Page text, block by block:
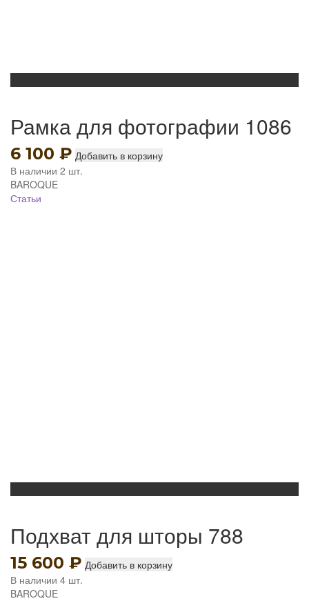
Рамка для фотографии 1086
6 100 ₽ Добавить в корзину
В наличии 2 шт.
BAROQUE
Статьи
Подхват для шторы 788
15 600 ₽ Добавить в корзину
В наличии 4 шт.
BAROQUE